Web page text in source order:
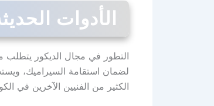
الأدوات
التطور في مجال الديكور يتطلب
لضمان استقامة السيراميك،
الكثير من الفنيين الآخرين في